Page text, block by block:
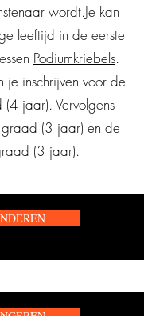
wordt. ​ Je kan
leeftijd in de eerste
Podiumkriebels.
inschrijven voor de
jaar). Vervolgens
(3 jaar) en de
(3 jaar).